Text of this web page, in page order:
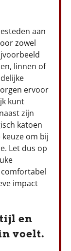
aan
zowel
linnen of
ervoor
kunt
zijn
katoen
om bij
Let dus op
impact
en
voelt.